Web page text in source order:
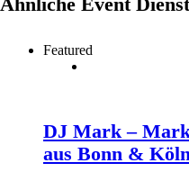
Featured
DJ Mark –
aus Bonn & Köln